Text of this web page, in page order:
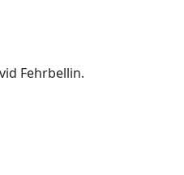
Fehrbellin.